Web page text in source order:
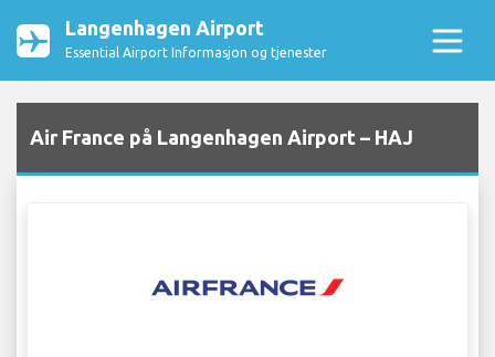
Langenhagen Airport
Essential Airport Informasjon og tjenester
Air France på Langenhagen Airport – HAJ